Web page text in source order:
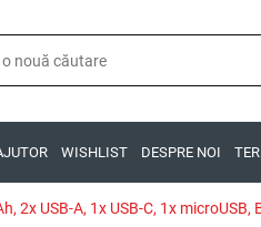
WISHLIST DESPRE NOI
2x USB-A, 1x USB-C, 1x microUSB,